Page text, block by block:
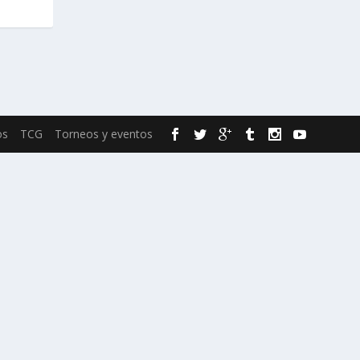
TCG Torneos y eventos